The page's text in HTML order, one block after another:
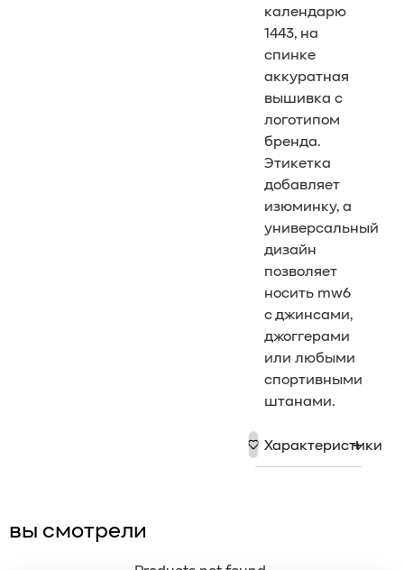
календарю
1443, на
спинке
аккуратная
вышивка с
логотипом
бренда.
Этикетка
добавляет
изюминку, а
универсальный
дизайн
позволяет
носить mw6
с джинсами,
джоггерами
или любыми
спортивными
штанами.
Характеристики
вы смотрели